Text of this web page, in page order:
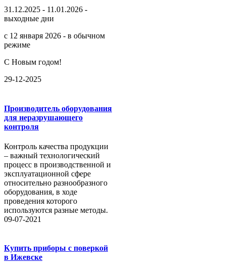
31.12.2025 - 11.01.2026 -
выходные дни
с 12 января 2026 - в обычном
режиме
С Новым годом!
29-12-2025
Производитель оборудования
для неразрушающего
контроля
Контроль качества продукции
– важный технологический
процесс в производственной и
эксплуатационной сфере
относительно разнообразного
оборудования, в ходе
проведения которого
используются разные методы.
09-07-2021
Купить приборы с поверкой
в Ижевске